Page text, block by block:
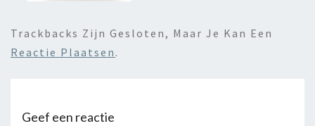
Trackbacks Zijn Gesloten, Maar Je Kan Een
Reactie Plaatsen .
Geef een reactie